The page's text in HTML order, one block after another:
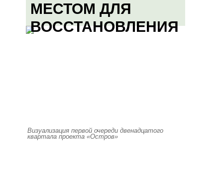
МЕСТОМ ДЛЯ
ВОССТАНОВЛЕНИЯ
Визуализация первой очереди двенадцатого
квартала проекта «Остров»